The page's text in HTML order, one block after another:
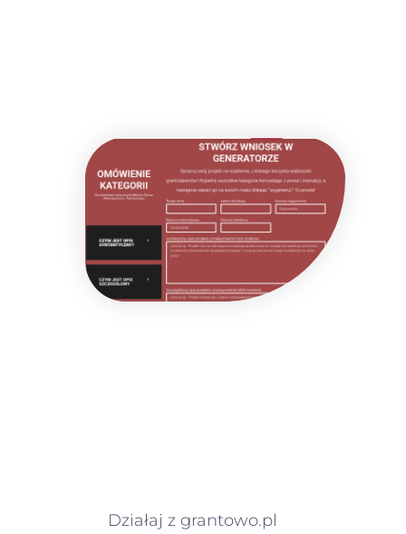
Działaj z grantowo.pl